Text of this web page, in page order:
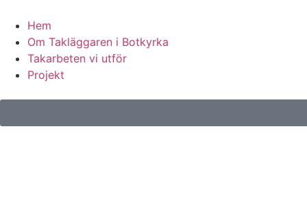
Hem
Om Takläggaren i Botkyrka
Takarbeten vi utför
Projekt